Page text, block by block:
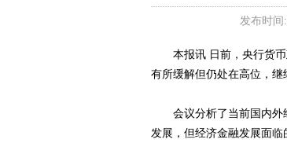
发布时
本报讯 日前，央行货币
有所缓解但仍处在高位，继
会议分析了当前国内外经
发展，但经济金融发展面